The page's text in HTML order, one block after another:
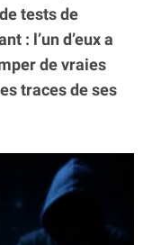
tests de
: l’un d’eux a
de vraies
traces de ses